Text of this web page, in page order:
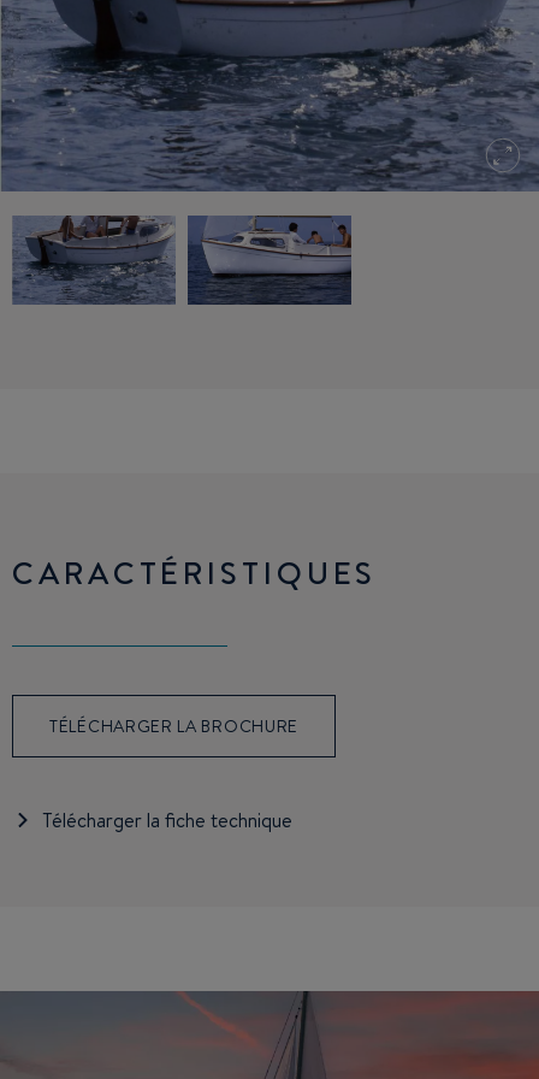
CARACTÉRISTIQUES
TÉLÉCHARGER LA BROCHURE
Télécharger la fiche technique